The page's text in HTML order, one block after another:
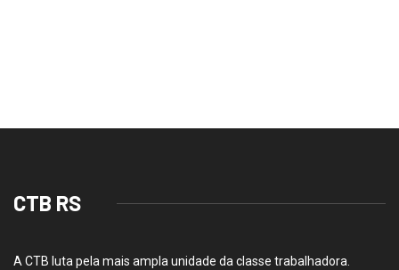
CTB RS
A CTB luta pela mais ampla unidade da classe trabalhadora.